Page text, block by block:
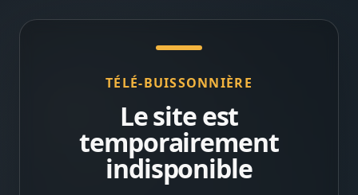
TÉLÉ-BUISSONNIÈRE
Le site est
temporairement
indisponible